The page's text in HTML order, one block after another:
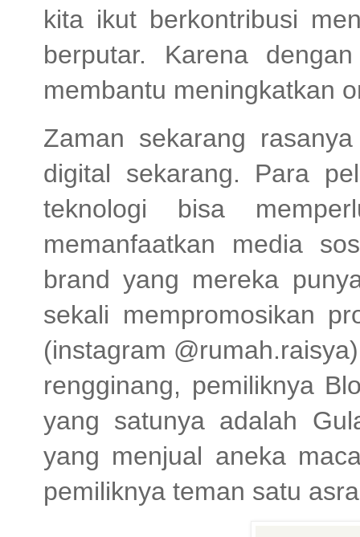
kita ikut berkontribusi
berputar. Karena
membantu meningkatkan
Zaman sekarang
digital sekarang. Para
teknologi bisa
memanfaatkan media
brand yang mereka
sekali mempromosikan
(instagram
rengginang, pemiliknya
yang satunya adalah
yang menjual aneka
pemiliknya teman satu